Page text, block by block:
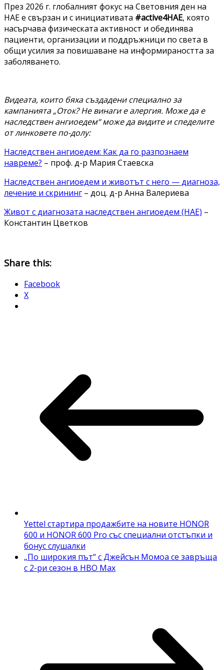
През 2026 г. глобалният фокус на Световния ден на
НАЕ е свързан и с инициативата #active4HAE, която
насърчава физическата активност и обединява
пациенти, организации и поддръжници по света в
общи усилия за повишаване на информираността за
заболяването.
Видеата, които бяха създадени специално за
кампанията „Оток? Не винаги е алергия. Може да е
наследствен ангиоедем“ може да видите и спеделите
от линковете по-долу:
Наследствен ангиоедем: Как да го разпознаем
навреме? – проф. д-р Мария Стаевска
Наследствен ангиоедем и животът с него — диагноза,
лечение и скрининг – доц. д-р Анна Валериева
Живот с диагнозата наследствен ангиоедем (НАЕ) –
Константин Цветков
Share this:
Facebook
X
Yettel стартира продажбите на новите HONOR
600 и HONOR 600 Pro със специални отстъпки и
бонус слушалки
„По широкия път“ с Джейсън Момоа се завръща
с 2-ри сезон в HBO Max